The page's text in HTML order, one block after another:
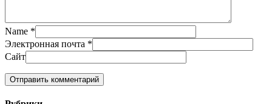
Name *
Электронная почта *
Сайт